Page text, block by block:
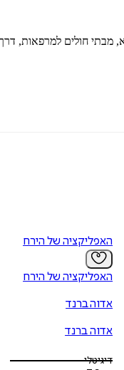
חולים למרפאות,
האפליקציה של הירח
האפליקציה של הירח
אדוה ברנד
אדוה ברנד
דיגיטלי